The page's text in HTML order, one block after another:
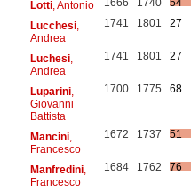
Lotti, Antonio 1666 1740
54
Lucchesi,
Andrea
1741 1801 27
Luchesi,
Andrea
1741 1801 27
Luparini,
Giovanni
Battista
1700 1775 68
Mancini,
Francesco
1672 1737 51
Manfredini,
Francesco
1684 1762 76